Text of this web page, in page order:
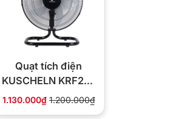
Quạt tích điện
KUSCHELN KRF25-
01 lưu lượng 2.090
1.130.000₫ 1.200.000₫